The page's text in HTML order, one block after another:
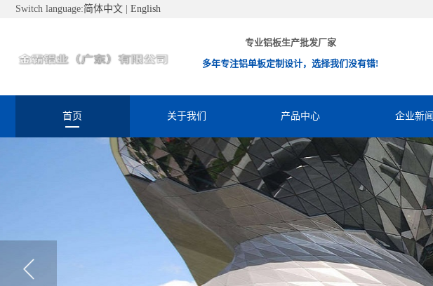
Switch language:简体中文 English
专业铝板生产批发厂家
多年专注铝单板定制设计，选择我们没有错!
首页 关于我们 产品中心 企业新闻